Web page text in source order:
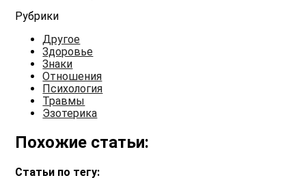
Рубрики
Другое
Здоровье
Знаки
Отношения
Психология
Травмы
Эзотерика
Похожие статьи:
Статьи по тегу: